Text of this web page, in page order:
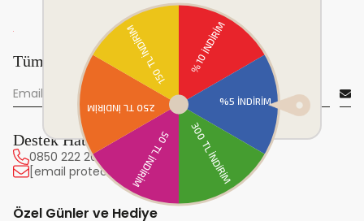
Tüm yeniliklerden önce sen haberdar ol!
Destek Hattı
0850 222 20 63
[email protected]
Özel Günler ve Hediye